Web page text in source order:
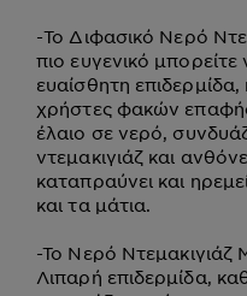
-To Διφασικό Νερό
πιο ευγενικό
ευαίσθητη
χρήστες φακών
έλαιο σε νερό,
ντεμακιγιάζ και
καταπραύνει και
και τα μάτια.
-Το Νερό Ντεμακιγιάζ
Λιπαρή επιδερμίδα,